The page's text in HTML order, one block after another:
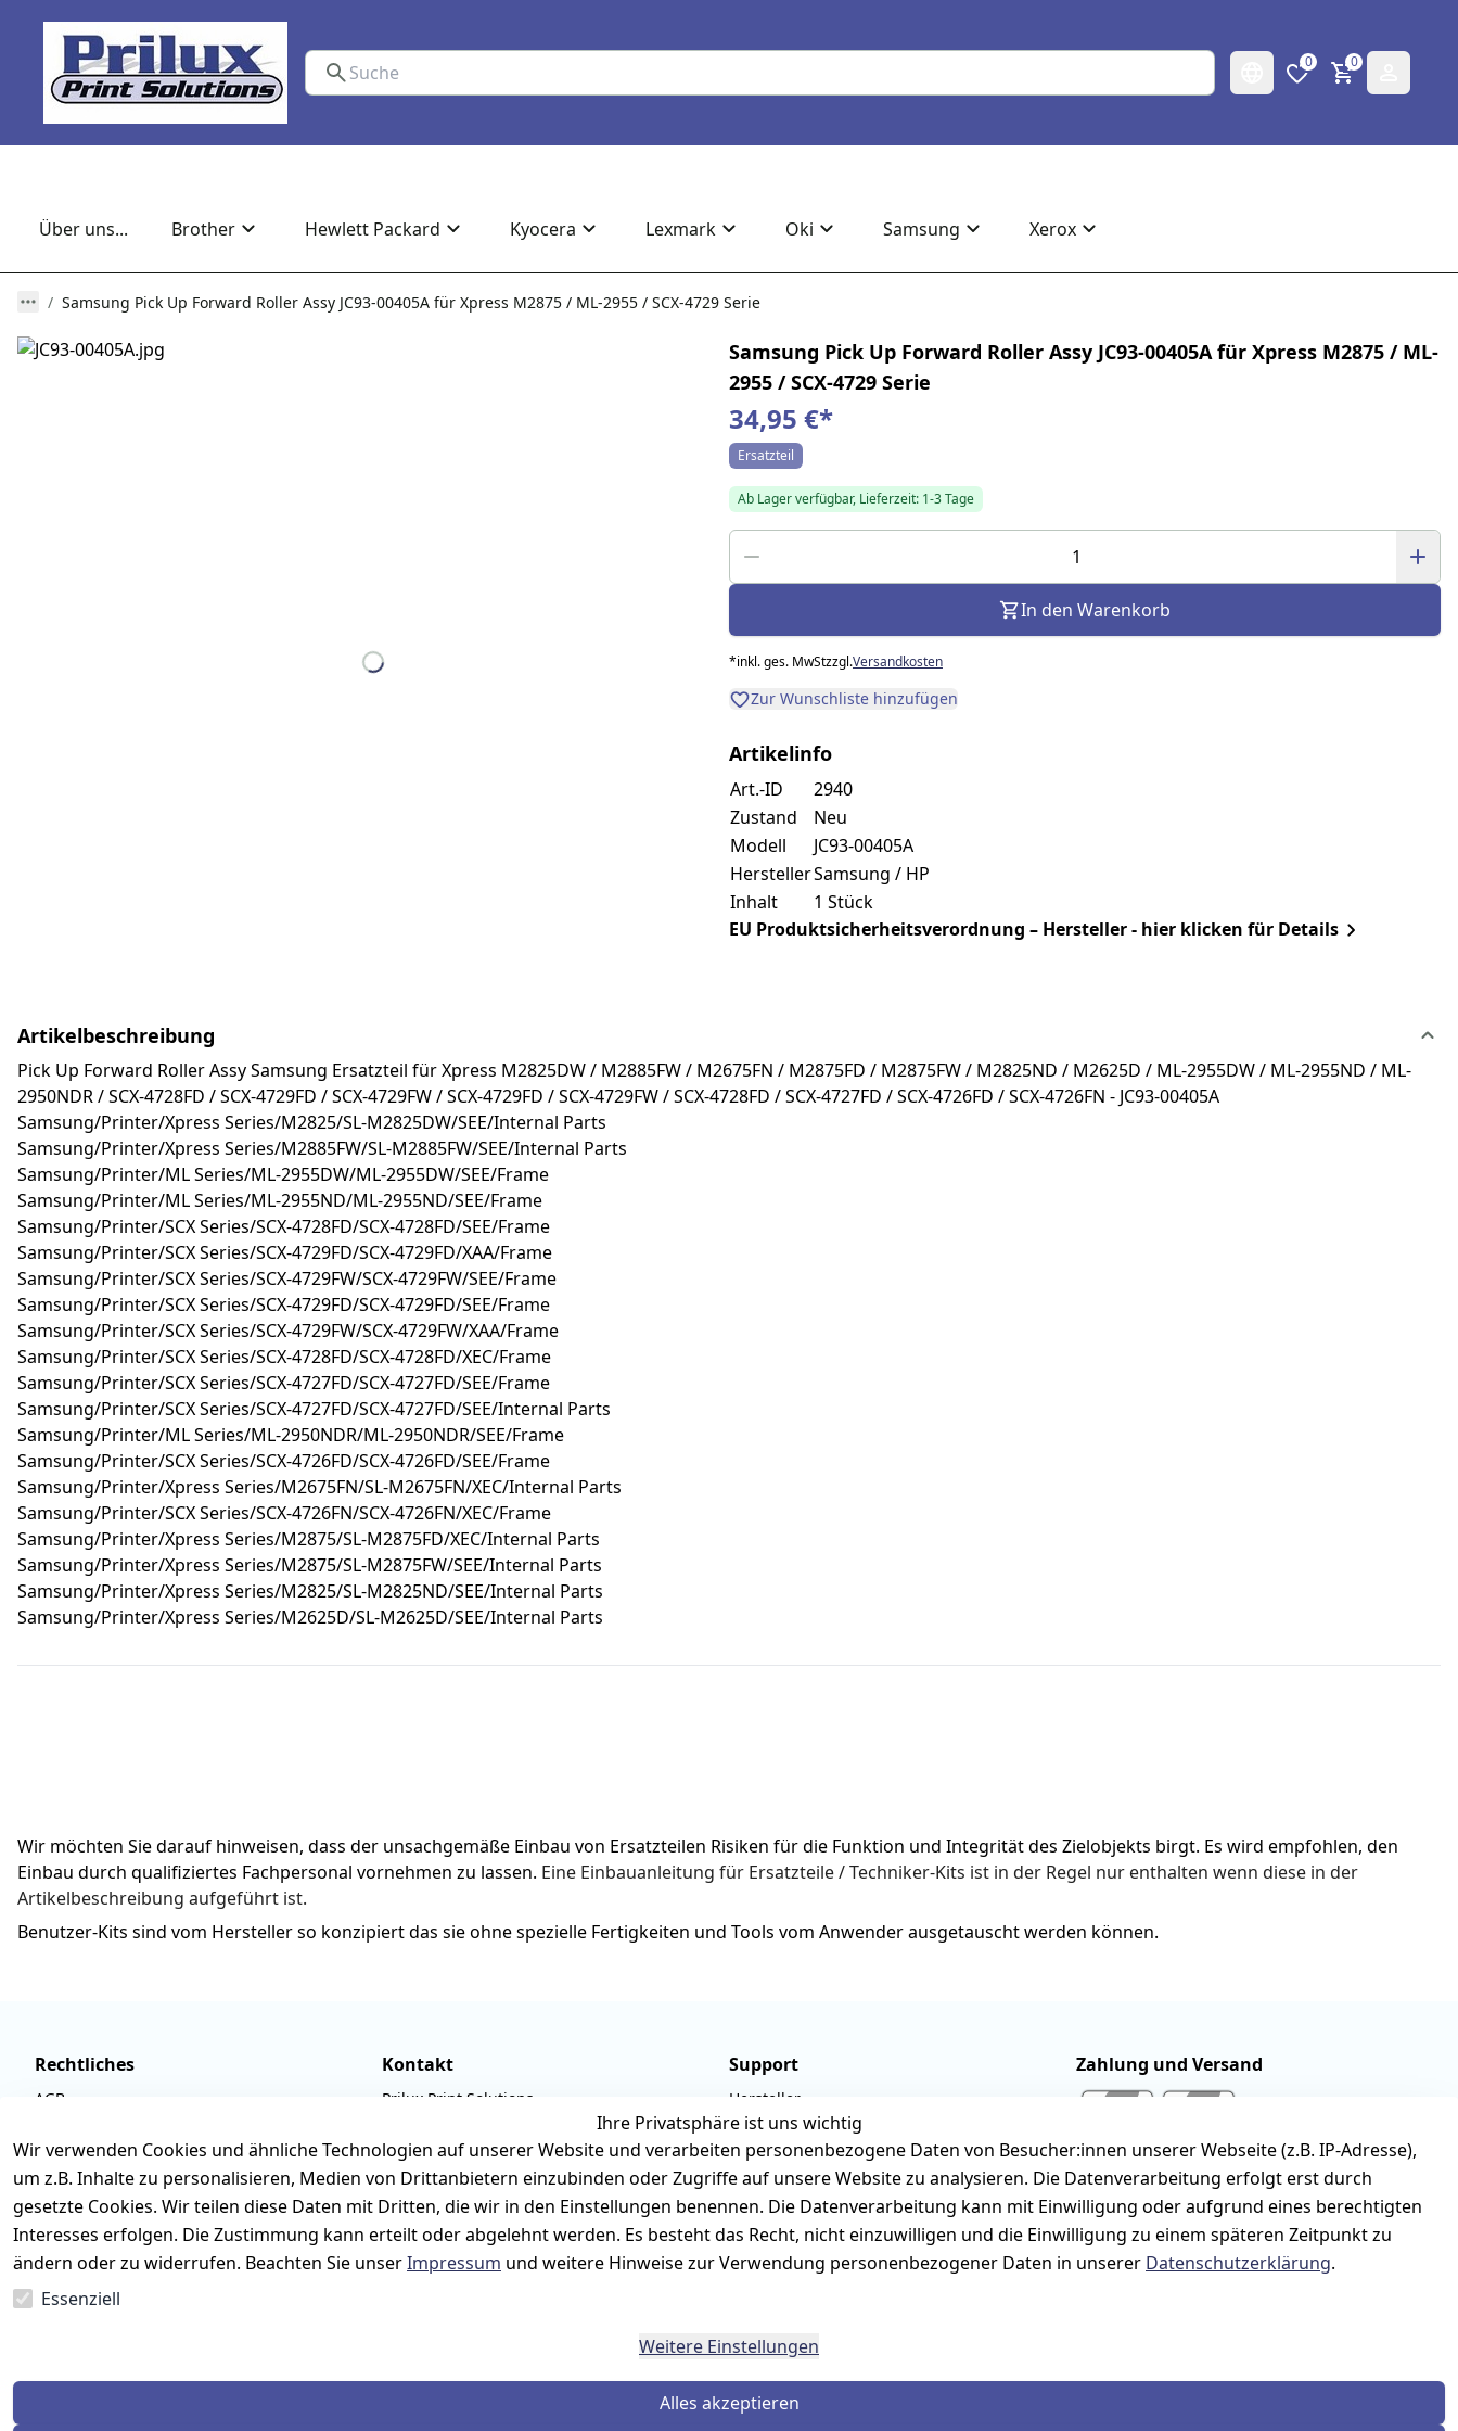
0 0
Über uns... Brother Hewlett Packard Kyocera Lexmark Oki Samsung Xerox
Samsung Pick Up Forward Roller Assy JC93-00405A für Xpress M2875 / ML-2955 / SCX-4729 Serie
Samsung Pick Up Forward Roller Assy JC93-00405A für Xpress M2875 / ML-
2955 / SCX-4729 Serie
34,95 €*
Ersatzteil
Ab Lager verfügbar, Lieferzeit: 1-3 Tage
In den Warenkorb
*inkl. ges. MwStzzgl.Versandkosten
Zur Wunschliste hinzufügen
Artikelinfo
Art.-ID
2940
Zustand
Neu
Modell
JC93-00405A
HerstellerSamsung / HP
Inhalt
1 Stück
EU Produktsicherheitsverordnung – Hersteller - hier klicken für Details
Artikelbeschreibung
Pick Up Forward Roller Assy Samsung Ersatzteil für Xpress M2825DW / M2885FW / M2675FN / M2875FD / M2875FW / M2825ND / M2625D / ML-2955DW / ML-2955ND / ML-
2950NDR / SCX-4728FD / SCX-4729FD / SCX-4729FW / SCX-4729FD / SCX-4729FW / SCX-4728FD / SCX-4727FD / SCX-4726FD / SCX-4726FN - JC93-00405A
Samsung/Printer/Xpress Series/M2825/SL-M2825DW/SEE/Internal Parts
Samsung/Printer/Xpress Series/M2885FW/SL-M2885FW/SEE/Internal Parts
Samsung/Printer/ML Series/ML-2955DW/ML-2955DW/SEE/Frame
Samsung/Printer/ML Series/ML-2955ND/ML-2955ND/SEE/Frame
Samsung/Printer/SCX Series/SCX-4728FD/SCX-4728FD/SEE/Frame
Samsung/Printer/SCX Series/SCX-4729FD/SCX-4729FD/XAA/Frame
Samsung/Printer/SCX Series/SCX-4729FW/SCX-4729FW/SEE/Frame
Samsung/Printer/SCX Series/SCX-4729FD/SCX-4729FD/SEE/Frame
Samsung/Printer/SCX Series/SCX-4729FW/SCX-4729FW/XAA/Frame
Samsung/Printer/SCX Series/SCX-4728FD/SCX-4728FD/XEC/Frame
Samsung/Printer/SCX Series/SCX-4727FD/SCX-4727FD/SEE/Frame
Samsung/Printer/SCX Series/SCX-4727FD/SCX-4727FD/SEE/Internal Parts
Samsung/Printer/ML Series/ML-2950NDR/ML-2950NDR/SEE/Frame
Samsung/Printer/SCX Series/SCX-4726FD/SCX-4726FD/SEE/Frame
Samsung/Printer/Xpress Series/M2675FN/SL-M2675FN/XEC/Internal Parts
Samsung/Printer/SCX Series/SCX-4726FN/SCX-4726FN/XEC/Frame
Samsung/Printer/Xpress Series/M2875/SL-M2875FD/XEC/Internal Parts
Samsung/Printer/Xpress Series/M2875/SL-M2875FW/SEE/Internal Parts
Samsung/Printer/Xpress Series/M2825/SL-M2825ND/SEE/Internal Parts
Samsung/Printer/Xpress Series/M2625D/SL-M2625D/SEE/Internal Parts
Wir möchten Sie darauf hinweisen, dass der unsachgemäße Einbau von Ersatzteilen Risiken für die Funktion und Integrität des Zielobjekts birgt. Es wird empfohlen, den
Einbau durch qualifiziertes Fachpersonal vornehmen zu lassen. Eine Einbauanleitung für Ersatzteile / Techniker-Kits ist in der Regel nur enthalten wenn diese in der
Artikelbeschreibung aufgeführt ist.
Benutzer-Kits sind vom Hersteller so konzipiert das sie ohne spezielle Fertigkeiten und Tools vom Anwender ausgetauscht werden können.
Ihre Privatsphäre ist uns wichtig
Wir verwenden Cookies und ähnliche Technologien auf unserer Website und verarbeiten personenbezogene Daten von Besucher:innen unserer Webseite (z.B. IP-Adresse),
um z.B. Inhalte zu personalisieren, Medien von Drittanbietern einzubinden oder Zugriffe auf unsere Website zu analysieren. Die Datenverarbeitung erfolgt erst durch
gesetzte Cookies. Wir teilen diese Daten mit Dritten, die wir in den Einstellungen benennen. Die Datenverarbeitung kann mit Einwilligung oder aufgrund eines berechtigten
Interesses erfolgen. Die Zustimmung kann erteilt oder abgelehnt werden. Es besteht das Recht, nicht einzuwilligen und die Einwilligung zu einem späteren Zeitpunkt zu
ändern oder zu widerrufen. Beachten Sie unserImpressum und weitere Hinweise zur Verwendung personenbezogener Daten in unserer Datenschutzerklärung.
Essenziell
Weitere Einstellungen
Alles akzeptieren
Rechtliches
AGB
Barrierefreiheitserklärung
Widerrufsbelehrung
Retoureninfo
Kontakt
Prilux Print Solutions
D-63322 Rödermark
Tel.: 06074 6940657
Email: info@prilux-shop.de
Mo.-Fr. 09:00 bis 12:00 Uhr
Support
Hersteller
Fehlermeldungen
Druckqualität
Wartungskit
Roller-Diagramm
Ersatzteile aus eigenen Lagerbestand
Zahlung und Versand